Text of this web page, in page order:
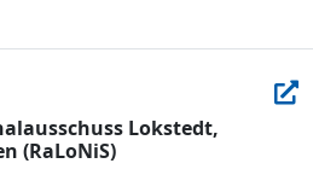
Lokstedt,
(RaLoNiS)